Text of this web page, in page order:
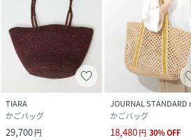
TIARA
かごバッグ
29,700円
かごバッグ
18,480円 30%OFF